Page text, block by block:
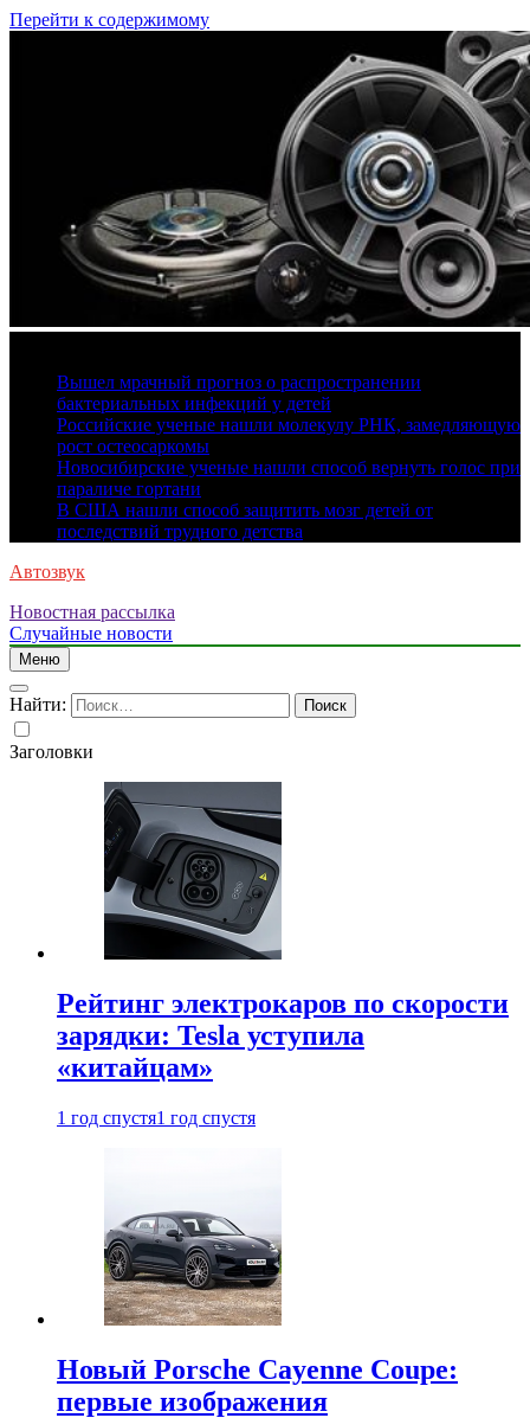
Перейти к содержимому
Вышел мрачный прогноз о распространении
бактериальных инфекций у детей
Российские ученые нашли молекулу РНК, замедляющую
рост остеосаркомы
Новосибирские ученые нашли способ вернуть голос при
параличе гортани
В США нашли способ защитить мозг детей от
последствий трудного детства
Автозвук
Новостная рассылка
Случайные новости
Меню
Найти:
Заголовки
Рейтинг электрокаров по скорости
зарядки: Tesla уступила
«китайцам»
1 год спустя1 год спустя
Новый Porsche Cayenne Coupe:
первые изображения